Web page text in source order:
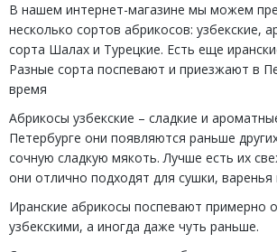
В нашем интернет-магазине мы можем
несколько сортов абрикосов: узбекские,
сорта Шалах и Турецкие. Есть еще
Разные сорта поспевают и приезжают в
время
Абрикосы узбекские – сладкие и
Петербурге они появляются раньше
сочную сладкую мякоть. Лучше есть их
они отлично подходят для сушки, варенья
Иранские абрикосы поспевают примерно
узбекскими, а иногда даже чуть раньше.